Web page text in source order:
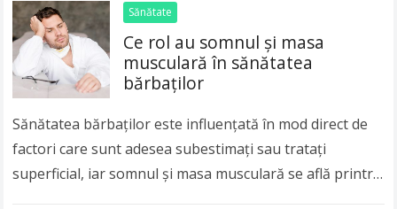
Sănătate
Ce rol au somnul și masa
musculară în sănătatea
bărbaților
Sănătatea bărbaților este influențată în mod direct de
factori care sunt adesea subestimați sau tratați
superficial, iar somnul și masa musculară se află printre